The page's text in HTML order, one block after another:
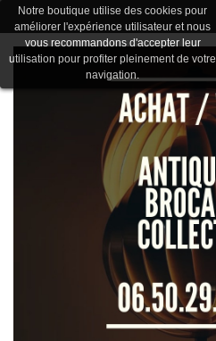
Notre boutique utilise des cookies pour
améliorer l'expérience utilisateur et nous
vous recommandons d'accepter leur
utilisation pour profiter pleinement de votre
navigation.